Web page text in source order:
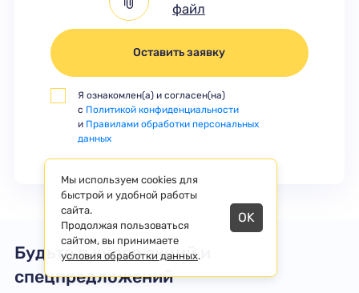
файл
Оставить заявку
Я ознакомлен(а) и согласен(на)
с Политикой конфиденциальности
и Правилами обработки персональных
данных
Будьте в курсе акций и
спецпредложений
Мы используем cookies для
быстрой и удобной работы
сайта.
Продолжая пользоваться
сайтом, вы принимаете
условия обработки данных.
OK